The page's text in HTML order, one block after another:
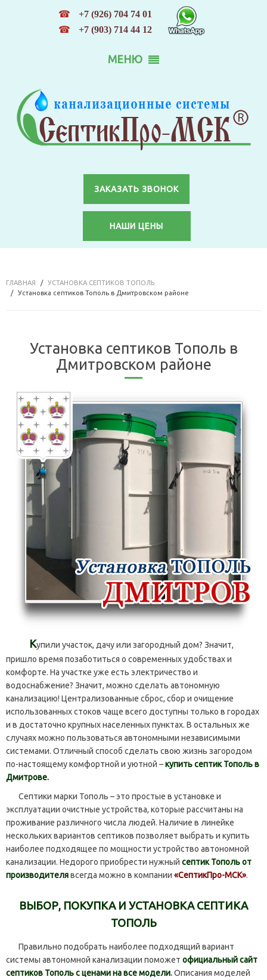
☎ +7 (926) 704 74 01
☎ +7 (903) 714 44 12
МЕНЮ
ЗАКАЗАТЬ ЗВОНОК
НАШИ ЦЕНЫ
ГЛАВНАЯ
УСТАНОВКА СЕПТИКОВ ТОПОЛЬ
Установка септиков Тополь в Дмитровском районе
Установка септиков Тополь в
Дмитровском районе
Купили участок, дачу или загородный дом? Значит,
пришло время позаботиться о современных удобствах и
комфорте. На участке уже есть электричество и
водоснабжение? Значит, можно сделать автономную
канализацию! Централизованные сброс, сбор и очищение
использованных стоков чаще всего доступны только в городах
и в достаточно крупных населенных пунктах. В остальных же
случаях можно пользоваться автономными независимыми
системами. Отличный способ сделать свою жизнь загородом
по-настоящему комфортной и уютной –купить септик Тополь в
Дмитрове.
Септики марки Тополь – это простые в установке и
эксплуатации очистные устройства, которые рассчитаны на
проживание различного числа людей. Наличие в линейке
нескольких вариантов септиков позволяет выбрать и купить
наиболее подходящее по мощности устройство автономной
канализации. Недорого приобрести нужный септик Тополь от
производителявсегда можно в компании «СептикПро-МСК».
ВЫБОР, ПОКУПКА И УСТАНОВКА СЕПТИКА
ТОПОЛЬ
Правильно подобрать наиболее подходящий вариант
системы автономной канализации поможет официальный сайт
септиков Тополь с ценами на все модели.Описания моделей